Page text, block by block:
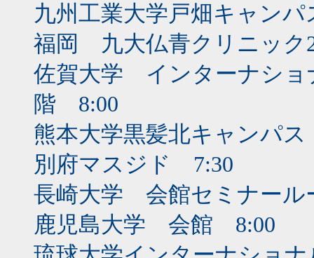
九州工業大学戸畑キャン
福岡 九大仏青クリニッ
佐賀大学 インターナショ
階 8:00
熊本大学黒髪北キャン
別府マスジド 7:30
長崎大学 会館セミナー
鹿児島大学 会館 8:00